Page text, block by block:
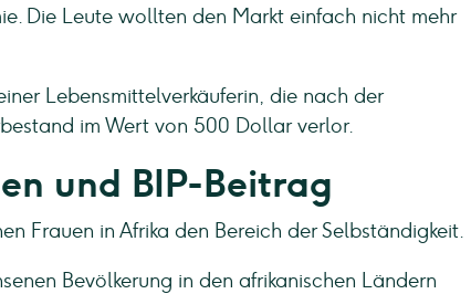
Die Leute wollten den Markt einfach nicht mehr
Lebensmittelverkäuferin, die nach der
im Wert von 500 Dollar verlor.
und BIP-Beitrag
Frauen in Afrika den Bereich der Selbständigkeit.
Bevölkerung in den afrikanischen Ländern